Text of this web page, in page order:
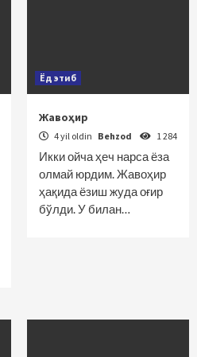
Ёд этиб
Жавоҳир
4 yil oldin Behzod 1 284
Икки ойча ҳеч нарса ёза
олмай юрдим. Жавоҳир
ҳақида ёзиш жуда оғир
бўлди. У билан…